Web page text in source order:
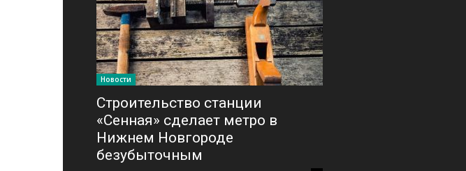
Новости
Строительство станции
«Сенная» сделает метро в
Нижнем Новгороде
безубыточным